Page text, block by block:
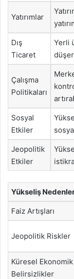
Yatırımlar
Dış
Ticaret
Yerli
Çalışma
Politikaları
Sosyal
Etkiler
Jeopolitik
Etkiler
Yükseliş
Faiz Artışları
Jeopolitik Riskler
Küresel Ekonomik
Belirsizlikler